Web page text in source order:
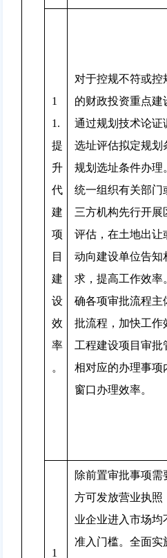
1
1.
提
升
代
建
项
目
建
设
效
率
。
对于控规不符或控
的财政投资重点建
通过规划技术论证
选址评估拟定规划
规划选址条件办理
统一组织有关部门
三方机构先行开展
评估，在土地出让
动向建设单位告知
求，提高工作效率
确各项审批流程主
批流程，加快工作
工程建设项目审批
相对应的办理事项
窗口办理效率。
1
除前置审批事项需
方可发放营业执照
业企业进入市场均
准入门槛。全面实